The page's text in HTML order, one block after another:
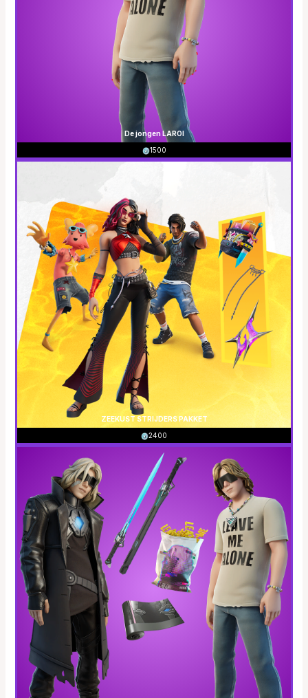
De jongen LAROI
1500
ZEEKUST STRIJDERS PAKKET
2400